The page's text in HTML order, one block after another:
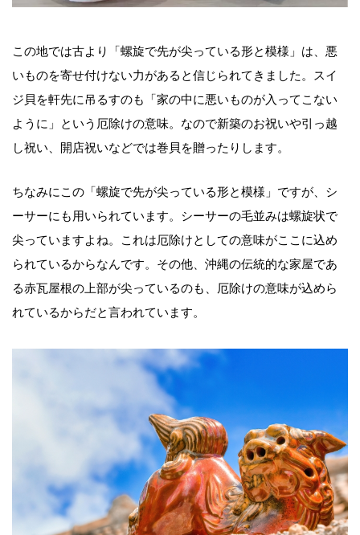
この地では古より「螺旋で先が尖っている形と模様」は、悪
いものを寄せ付けない力があると信じられてきました。スイ
ジ貝を軒先に吊るすのも「家の中に悪いものが入ってこない
ように」という厄除けの意味。なので新築のお祝いや引っ越
し祝い、開店祝いなどでは巻貝を贈ったりします。
ちなみにこの「螺旋で先が尖っている形と模様」ですが、シ
ーサーにも用いられています。シーサーの毛並みは螺旋状で
尖っていますよね。これは厄除けとしての意味がここに込め
られているからなんです。その他、沖縄の伝統的な家屋であ
る赤瓦屋根の上部が尖っているのも、厄除けの意味が込めら
れているからだと言われています。